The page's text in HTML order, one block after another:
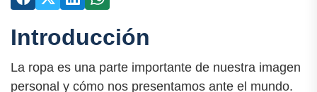
Introducción
La ropa es una parte importante de nuestra imagen
personal y cómo nos presentamos ante el mundo.